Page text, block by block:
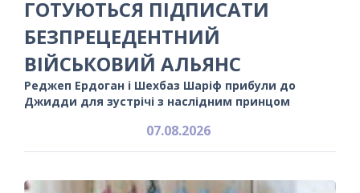
ГОТУЮТЬСЯ ПІДПИСАТИ
БЕЗПРЕЦЕДЕНТНИЙ
ВІЙСЬКОВИЙ АЛЬЯНС
Реджеп Ердоган і Шехбаз Шаріф прибули до
Джидди для зустрічі з наслідним принцом
07.08.2026